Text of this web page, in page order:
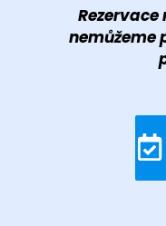
nemůžeme